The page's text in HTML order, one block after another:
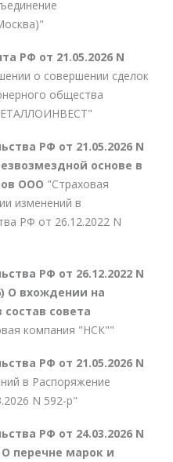
РФ от 21.05.2026 N
о совершении сделок
общества
РФ от 21.05.2026 N
основе в
ООО "Страховая
изменений в
РФ от 26.12.2022 N
РФ от 26.12.2022 N
О вхождении на
совета
компания "НСК""
РФ от 21.05.2026 N
в Распоряжение
N 592-р"
РФ от 24.03.2026 N
О перечне марок и